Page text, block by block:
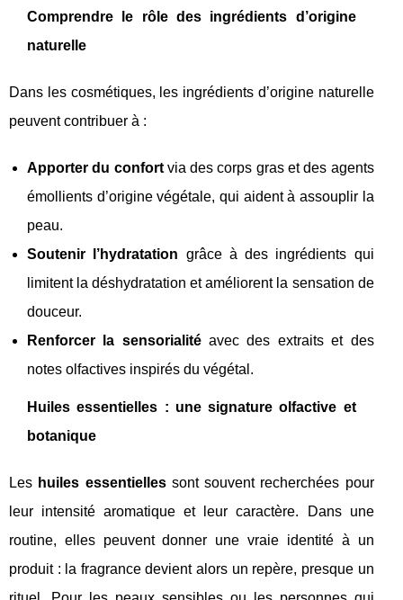
Comprendre le rôle des ingrédients d’origine
naturelle
Dans les cosmétiques, les ingrédients d’origine naturelle
peuvent contribuer à :
Apporter du confortvia des corps gras et des agents
émollients d’origine végétale, qui aident à assouplir la
peau.
Soutenir l’hydratation grâce à des ingrédients qui
limitent la déshydratation et améliorent la sensation de
douceur.
Renforcer la sensorialitéavec des extraits et des
notes olfactives inspirés du végétal.
Huiles essentielles : une signature olfactive et
botanique
Les huiles essentiellessont souvent recherchées pour
leur intensité aromatique et leur caractère. Dans une
routine, elles peuvent donner une vraie identité à un
produit : la fragrance devient alors un repère, presque un